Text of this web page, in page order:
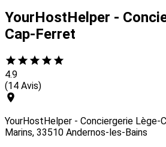
YourHostHelper -
Cap-Ferret
4.9
(14 Avis)
YourHostHelper - Conciergerie Lège-
Marins, 33510 Andernos-les-Bains